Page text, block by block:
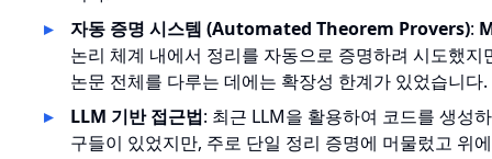
자동 증명 시스템 (Automated Theorem Provers):
논리 체계 내에서 정리를 자동으로 증명하려 시도했
논문 전체를 다루는 데에는 확장성 한계가 있었습니다.
LLM 기반 접근법: 최근 LLM을 활용하여 코드를 생성
구들이 있었지만, 주로 단일 정리 증명에 머물렀고 위